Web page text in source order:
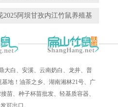
2025阿坝甘孜内江竹鼠养殖基
大白、安溪、云南奶白、龙井、普
地！油茶之乡、湖南湘林21号、广
苗、种子杯苗批发、轻基质容器、
可出口。